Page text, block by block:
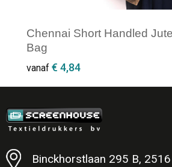
Chennai Short Handled
Bag
vanaf € 4,84
Minimale afname: 1
Binckhorstlaan 295 B,